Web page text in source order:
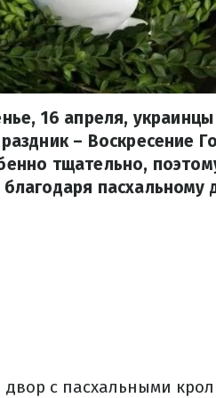
16 апреля,
– Воскресение
тщательно,
пасхальному
с пасхальными